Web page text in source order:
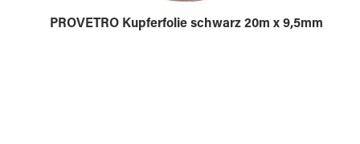
PROVETRO Kupferfolie schwarz 20m x 9,5mm